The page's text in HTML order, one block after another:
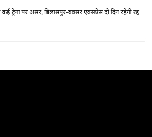
ट्रेनों पर असर, बिलासपुर-बक्सर एक्सप्रेस दो दिन रहेगी रद्द